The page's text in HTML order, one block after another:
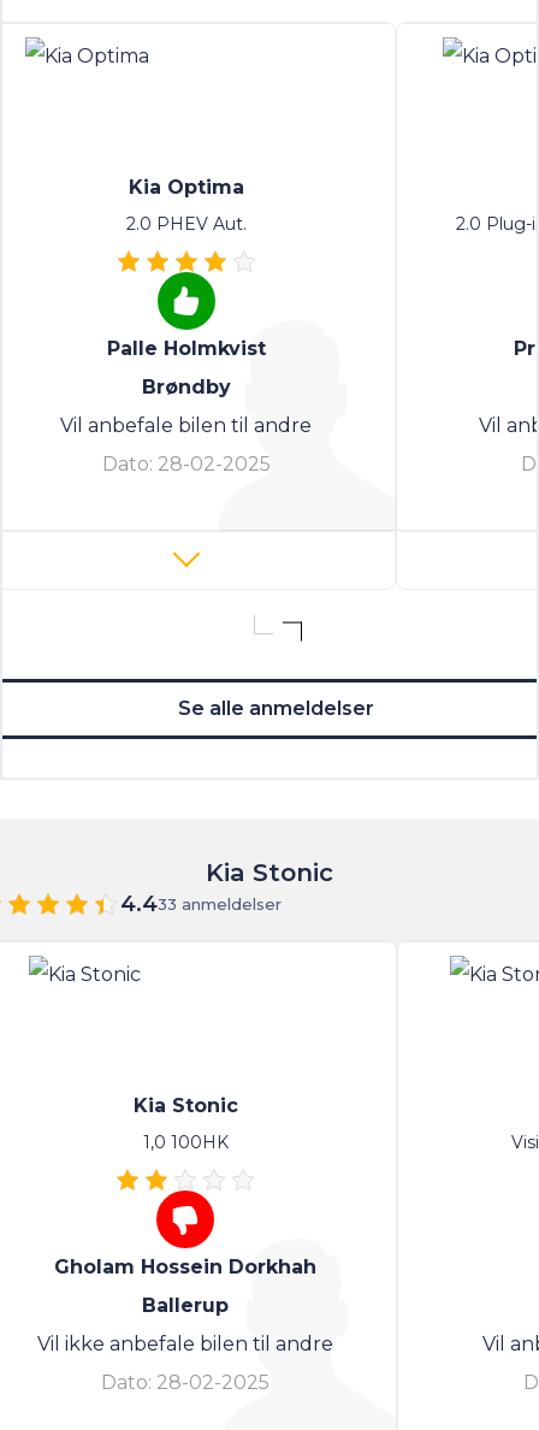
Kia Optima
2.0 PHEV Aut.
Palle Holmkvist
Brøndby
Vil anbefale bilen til andre
Dato: 28-02-2025
2.0 Plug-
Vil
Se alle anmeldelser
Kia Stonic
4.433 anmeldelser
Kia Stonic
1,0 100HK
Gholam Hossein Dorkhah
Ballerup
Vil ikke anbefale bilen til andre
Dato: 28-02-2025
Vil